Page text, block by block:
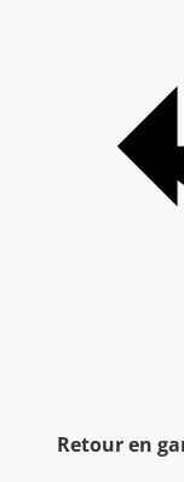
Retour en